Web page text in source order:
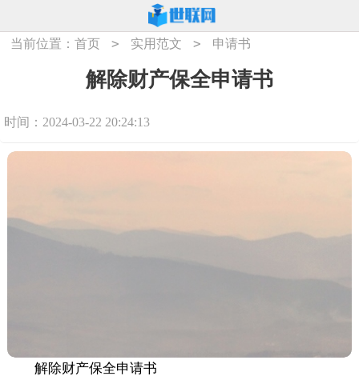
当前位置：首页 > 实用范文 > 申请书
解除财产保全申请书
时间：2024-03-22 20:24:13
解除财产保全申请书